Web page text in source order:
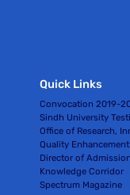
Quick Links
Convocation 2019-
Sindh University
Office of Research,
Quality
Director of
Knowledge Corridor
Spectrum Magazine